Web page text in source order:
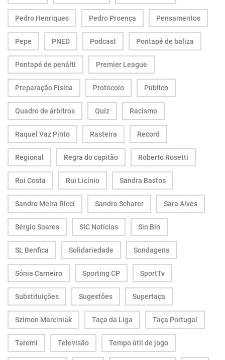
Pedro Henriques Pedro Proença Pensamentos
Pepe PNED Podcast Pontapé de baliza
Pontapé de penálti Premier League
Preparação Física Protocolo Público
Quadro de árbitros Quiz Racismo
Raquel Vaz Pinto Rasteira Record
Regional Regra do capitão Roberto Rosetti
Rui Costa Rui Licínio Sandra Bastos
Sandro Meira Ricci Sandro Scharer Sara Alves
Sérgio Soares SIC Notícias Sin Bin
SL Benfica Solidariedade Sondagens
Sónia Carneiro Sporting CP SportTv
Substituições Sugestões Supertaça
Szimon Marciniak Taça da Liga Taça Portugal
Taremi Televisão Tempo útil de jogo